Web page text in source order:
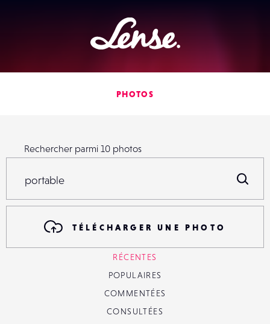
Lense
PHOTOS
Rechercher parmi 10 photos
TÉLÉCHARGER UNE PHOTO
RÉCENTES
POPULAIRES
COMMENTÉES
CONSULTÉES